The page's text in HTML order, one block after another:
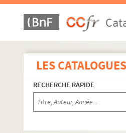
LES CATALOGUES
RECHERCHE RAPIDE
Espace Mathis
Péniche Adélaïde
Péniche Anako
Péniche Opéra
Théâtre Clavel
Théâtre Darius Milhaud
Théâtre des Deux Rêves
Théâtre d'en face
Théâtre de l'Orme